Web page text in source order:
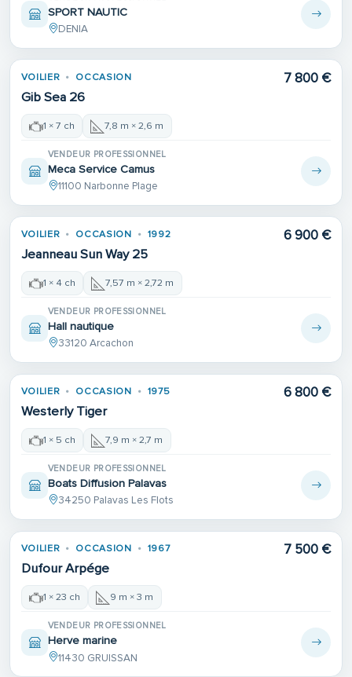
SPORT NAUTIC
DENIA
VOILIER OCCASION
Gib Sea 26
7 800 €
1 × 7 ch 7,8 m × 2,6 m
VENDEUR PROFESSIONNEL
Meca Service Camus
11100 Narbonne Plage
VOILIER OCCASION 1992
Jeanneau Sun Way 25
6 900 €
1 × 4 ch 7,57 m × 2,72 m
VENDEUR PROFESSIONNEL
Hall nautique
33120 Arcachon
VOILIER OCCASION 1975
Westerly Tiger
6 800 €
1 × 5 ch 7,9 m × 2,7 m
VENDEUR PROFESSIONNEL
Boats Diffusion Palavas
34250 Palavas Les Flots
VOILIER OCCASION 1967
Dufour Arpége
7 500 €
1 × 23 ch 9 m × 3 m
VENDEUR PROFESSIONNEL
Herve marine
11430 GRUISSAN